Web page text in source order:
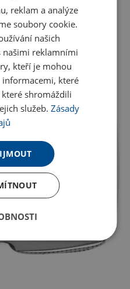
reklam a analýze
soubory cookie.
našich
našimi reklamními
kteří je mohou
které
shromáždili
služeb.Zásady